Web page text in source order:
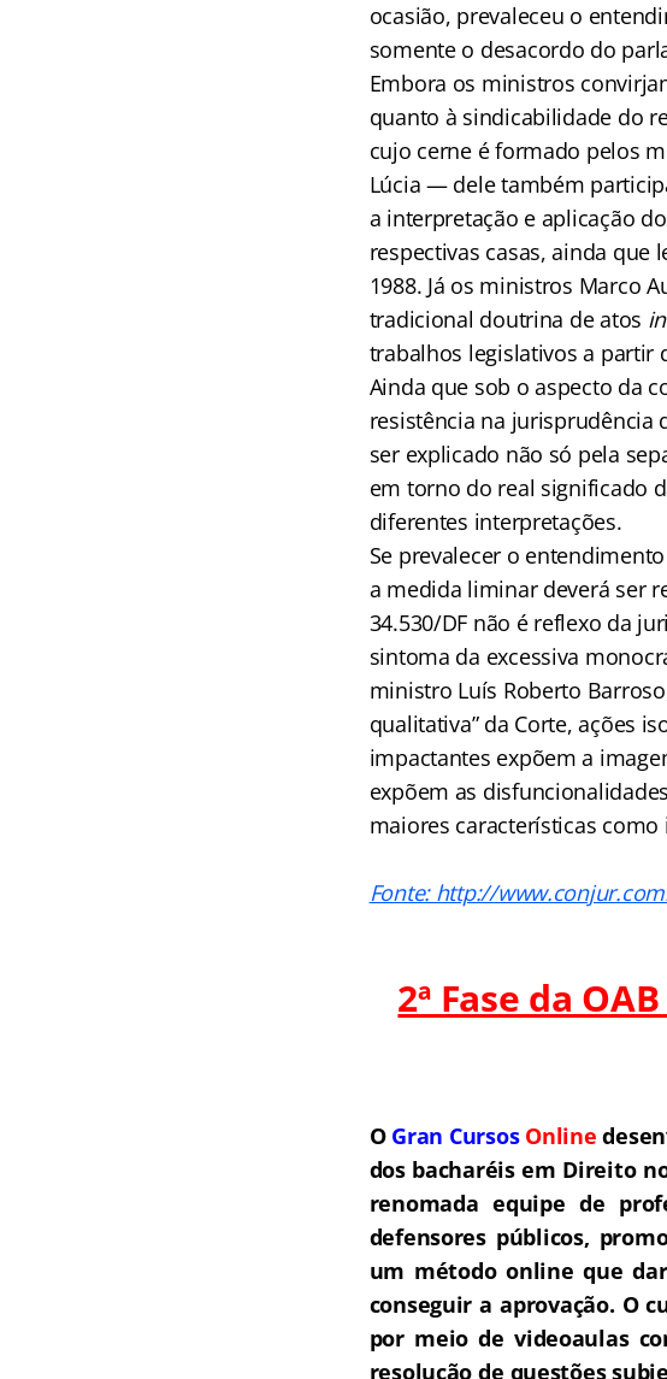
ocasião, prevaleceu o
somente o desacordo do
Embora os ministros
quanto à sindicabilidade do
cujo cerne é formado pelos
Lúcia — dele também
a interpretação e aplicação
respectivas casas, ainda que
1988. Já os ministros Marco
tradicional doutrina de atos
trabalhos legislativos a partir
Ainda que sob o aspecto da
resistência na jurisprudência
ser explicado não só pela
em torno do real significado
diferentes interpretações.
Se prevalecer o
a medida liminar deverá ser
34.530/DF não é reflexo da
sintoma da excessiva
ministro Luís Roberto
qualitativa” da Corte, ações
impactantes expõem a
expõem as
maiores características
Fonte: http://
2ª Fase da
O Gran Cursos Online
dos bacharéis em Direito
renomada equipe de
defensores públicos,
um método online que
conseguir a aprovação. O
por meio de videoaulas
resolução de questões